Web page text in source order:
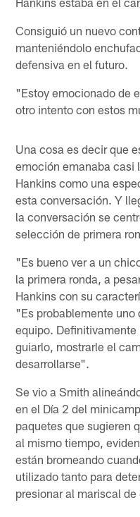
Consiguió un nuevo
manteniéndolo
defensiva en el futuro.
"Estoy emocionado de
otro intento con estos
Una cosa es decir que
emoción emanaba casi
Hankins como una
esta conversación. Y
la conversación se
selección de primera
"Es bueno ver a un
la primera ronda, a
Hankins con su
"Es probablemente uno
equipo.
guiarlo, mostrarle el
desarrollarse".
Se vio a Smith
en el Día 2 del
paquetes que sugieren
al mismo tiempo,
están bromeando
utilizado tanto para
presionar al mariscal de